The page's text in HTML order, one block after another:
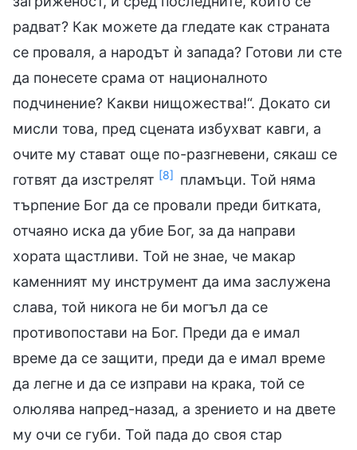
радват? Как можете да гледате как страната
се проваля, а народът ѝ запада? Готови ли сте
да понесете срама от националното
подчинение? Какви нищожества!“. Докато си
мисли това, пред сцената избухват кавги, а
очите му стават още по-разгневени, сякаш се
готвят да изстрелят [8] пламъци. Той няма
търпение Бог да се провали преди битката,
отчаяно иска да убие Бог, за да направи
хората щастливи. Той не знае, че макар
каменният му инструмент да има заслужена
слава, той никога не би могъл да се
противопостави на Бог. Преди да е имал
време да се защити, преди да е имал време
да легне и да се изправи на крака, той се
олюлява напред-назад, а зрението и на двете
му очи се губи. Той пада до своя стар